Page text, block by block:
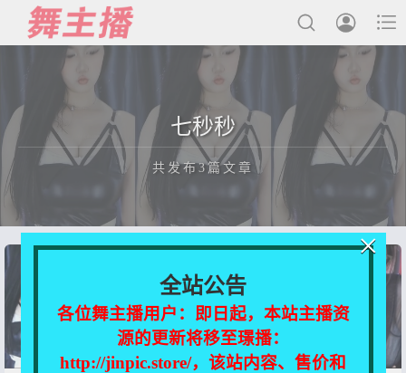



最新发布
国内主播
主播合集
用户中心
会员登陆
七秒秒
共发布3篇文章
正在为您加载新内容
全站公告
各位舞主播用户：即日起，本站主播资
源的更新将移至璟播：
http://jinpic.store/，该站内容、售价和
×